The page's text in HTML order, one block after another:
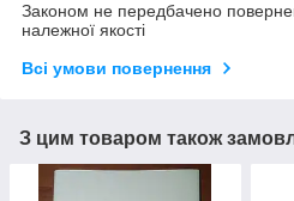
Законом не передбачено
належної якості
Всі умови повернення
З цим товаром також